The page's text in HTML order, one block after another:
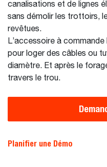
canalisations et de lignes
sans démolir les trottoirs,
revêtues.
L’accessoire à
pour loger des câbles ou
diamètre. Et après le
travers le trou.
Planifier une Démo